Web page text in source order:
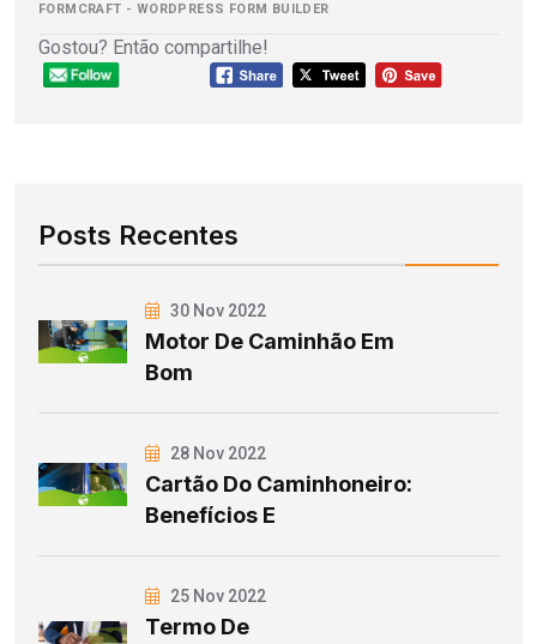
FORMCRAFT - WORDPRESS FORM BUILDER
Gostou? Então compartilhe!
Posts Recentes
30 Nov 2022
Motor De Caminhão Em
Bom
28 Nov 2022
Cartão Do Caminhoneiro:
Benefícios E
25 Nov 2022
Termo De